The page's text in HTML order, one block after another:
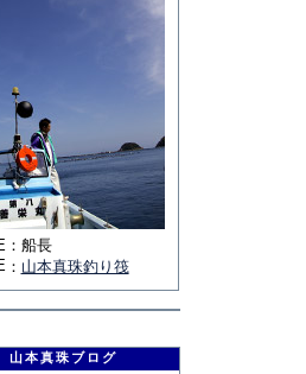
： 船長
： 山本真珠釣り筏
山本真珠ブログ